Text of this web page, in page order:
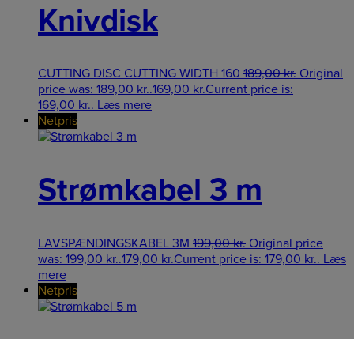
Knivdisk
CUTTING DISC CUTTING WIDTH 160 189,00kr. Original
price was: 189,00 kr..169,00 kr.Current price is:
169,00 kr.. Læs mere
Netpris
Strømkabel 3 m
LAVSPÆNDINGSKABEL 3M 199,00kr. Original price
was: 199,00 kr..179,00 kr.Current price is: 179,00 kr.. Læs
mere
Netpris